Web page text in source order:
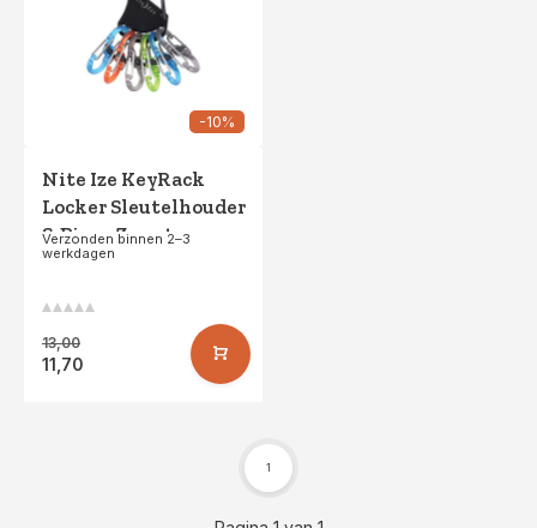
-10%
Nite Ize KeyRack
Locker Sleutelhouder
S-Biner Zwart
Verzonden binnen 2–3
werkdagen
13,00
11,70
1